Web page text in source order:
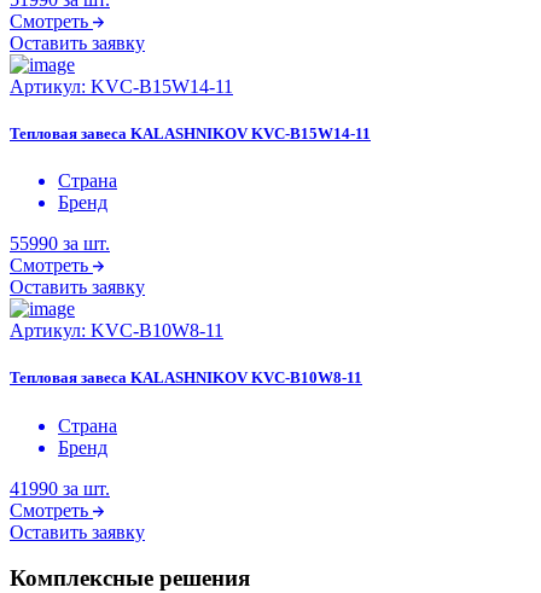
Смотреть
Оставить заявку
Артикул: KVС-B15W14-11
Тепловая завеса KALASHNIKOV KVС-B15W14-11
Страна
Бренд
55990 за шт.
Смотреть
Оставить заявку
Артикул: KVС-B10W8-11
Тепловая завеса KALASHNIKOV KVС-B10W8-11
Страна
Бренд
41990 за шт.
Смотреть
Оставить заявку
Комплексные решения